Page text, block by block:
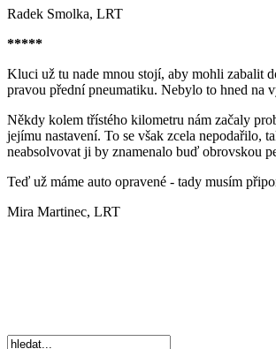
Radek Smolka, LRT
*****
Kluci už tu nade mnou stojí, aby mohli zabalit
pravou přední pneumatiku. Nebylo to hned na
Někdy kolem třístého kilometru nám začaly
jejímu nastavení. To se však zcela nepodařilo,
neabsolvovat ji by znamenalo buď obrovskou
Teď už máme auto opravené - tady musím
Mira Martinec, LRT